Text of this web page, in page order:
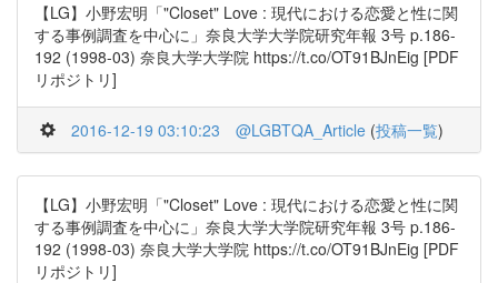
【LG】小野宏明「"Closet" Love : 現代における恋愛と性に関
する事例調査を中心に」奈良大学大学院研究年報 3号 p.186-
192 (1998-03) 奈良大学大学院 https://t.co/OT91BJnEig [PDF
リポジトリ]
2016-12-19 03:10:23 @LGBTQA_Article (投稿一覧)
【LG】小野宏明「"Closet" Love : 現代における恋愛と性に関
する事例調査を中心に」奈良大学大学院研究年報 3号 p.186-
192 (1998-03) 奈良大学大学院 https://t.co/OT91BJnEig [PDF
リポジトリ]